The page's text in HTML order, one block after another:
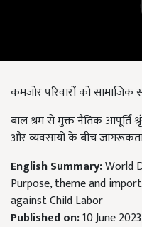
कमजोर परिवारों को सामाजिक
बाल श्रम से मुक्त नैतिक आपूर्ति
और व्यवसायों के बीच
English Summary:World
Purpose, theme and
against Child Labor
Published on:10 June